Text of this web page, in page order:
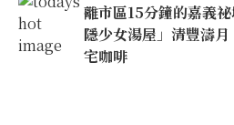
離市區15分鐘的嘉義
隱少女湯屋」清豐濤
宅咖啡